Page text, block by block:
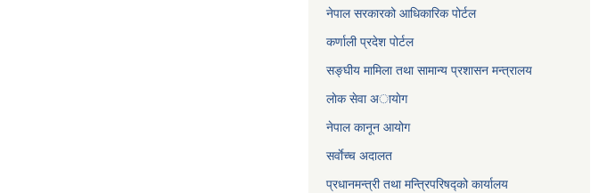
नेपाल सरकारको आधिकारिक पोर्टल
कर्णाली प्रदेश पोर्टल
सङ्घीय मामिला तथा सामान्य प्रशासन मन्त्रालय
लाेक सेवा अायाेग
नेपाल कानून आयोग
सर्वाेच्च अदालत
प्रधानमन्त्री तथा मन्त्रिपरिषद्को कार्यालय